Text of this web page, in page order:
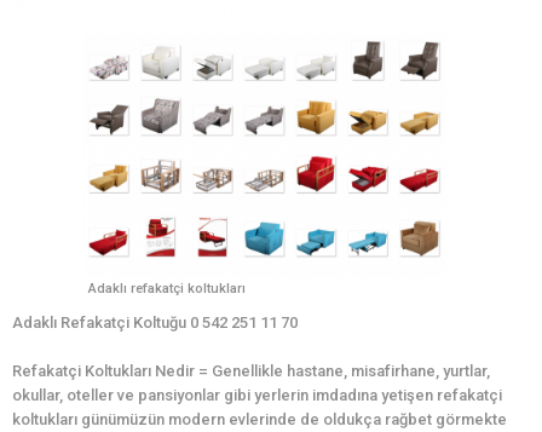
Adaklı refakatçi koltukları
Adaklı Refakatçi Koltuğu 0 542 251 11 70
Refakatçi Koltukları Nedir = Genellikle hastane, misafirhane, yurtlar,
okullar, oteller ve pansiyonlar gibi yerlerin imdadına yetişen refakatçi
koltukları günümüzün modern evlerinde de oldukça rağbet görmekte